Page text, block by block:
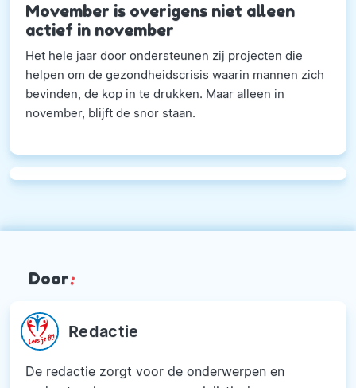
Movember is overigens niet alleen
actief in november
Het hele jaar door ondersteunen zij projecten die
helpen om de gezondheidscrisis waarin mannen zich
bevinden, de kop in te drukken. Maar alleen in
november, blijft de snor staan.
Door:
Redactie
De redactie zorgt voor de onderwerpen en